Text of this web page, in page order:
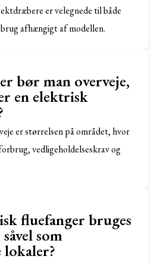
er velegnede til både
afhængigt af modellen.
bør man overveje,
en elektrisk
er størrelsen på området, hvor
vedligeholdelseskrav og
fluefanger bruges
som